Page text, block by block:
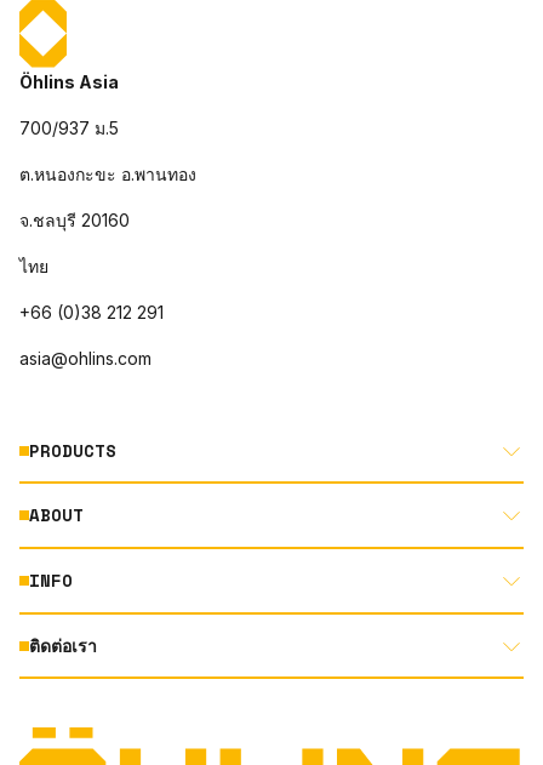
Öhlins Asia
700/937 ม.5
ต.หนองกะขะ อ.พานทอง
จ.ชลบุรี 20160
ไทย
+66 (0)38 212 291
asia@ohlins.com
PRODUCTS
MOTORCYCLE
AUTOMOTIVE
ABOUT
ABOUT US
RACING
TERMS AND CONDITIONS
INFO
DOCUMENT LIBRARY
TECHNOLOGY
ติดต่อเรา
INSTAGRAM